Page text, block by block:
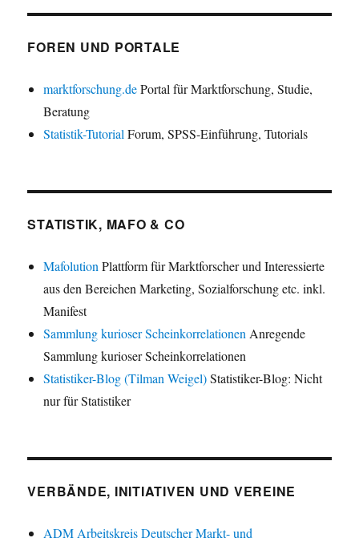
FOREN UND PORTALE
marktforschung.dePortal für Marktforschung, Studie,
Beratung
Statistik-TutorialForum, SPSS-Einführung, Tutorials
STATISTIK, MAFO & CO
MafolutionPlattform für Marktforscher und Interessierte
aus den Bereichen Marketing, Sozialforschung etc. inkl.
Manifest
Sammlung kurioser ScheinkorrelationenAnregende
Sammlung kurioser Scheinkorrelationen
Statistiker-Blog (Tilman Weigel)Statistiker-Blog: Nicht
nur für Statistiker
VERBÄNDE, INITIATIVEN UND VEREINE
ADM Arbeitskreis Deutscher Markt- und